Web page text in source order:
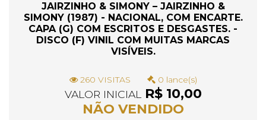
JAIRZINHO & SIMONY – JAIRZINHO &
SIMONY (1987) - NACIONAL, COM ENCARTE.
CAPA (G) COM ESCRITOS E DESGASTES. -
DISCO (F) VINIL COM MUITAS MARCAS
VISÍVEIS.
260 VISITAS 0 lance(s)
VALOR INICIAL R$ 10,00
NÃO VENDIDO